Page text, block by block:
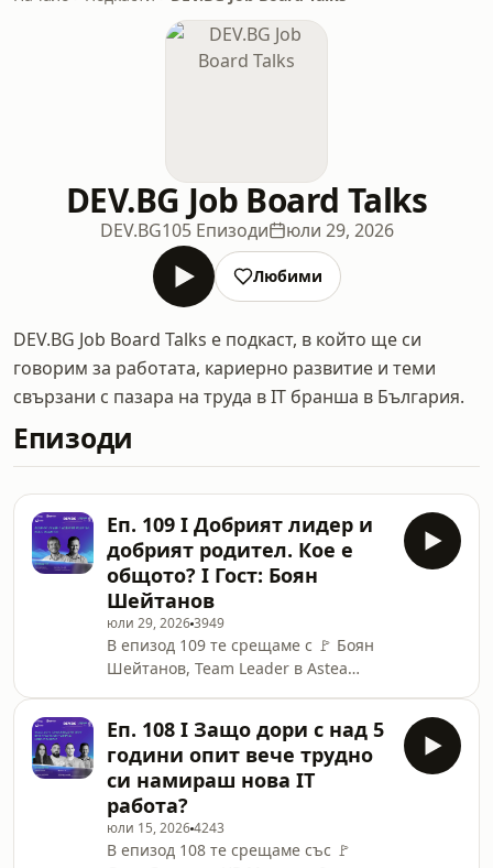
DEV.BG Job Board Talks
DEV.BG105 Епизоди юли 29, 2026
Любими
DEV.BG Job Board Talks е подкаст, в който ще си
говорим за работата, кариерно развитие и теми
свързани с пазара на труда в IT бранша в България.
Епизоди
Еп. 109 I Добрият лидер и
добрият родител. Кое е
общото? I Гост: Боян
Шейтанов
юли 29, 20263949
В епизод 109 те срещаме с 🚩 Боян
Шейтанов, Team Leader в Astea
създател на платформата
“Дигитални истории”, разговарят за
👉 паралелите между лидерството и
родителството и че двете си
приличат много повече, отколкото
сме се замисляли. 00:00 -
Еп. 108 I Защо дори с над 5
години опит вече трудно
си намираш нова IT
работа?
юли 15, 20264243
В епизод 108 те срещаме със 🚩